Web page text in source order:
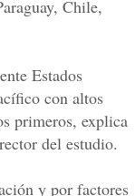
Chile,
Estados
con altos
primeros, explica
del estudio.
y por factores